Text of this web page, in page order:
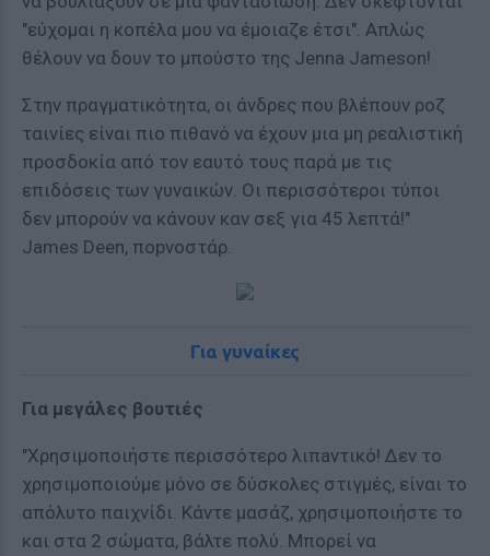
"εύχομαι η κοπέλα μου να έμοιαζε έτσι". Απλώς
θέλουν να δουν το μπούστο της Jenna Jameson!
Στην πραγματικότητα, οι άνδρες που βλέπουν ροζ
ταινίες είναι πιο πιθανό να έχουν μια μη ρεαλιστική
προσδοκία από τον εαυτό τους παρά με τις
επιδόσεις των γυναικών. Οι περισσότεροι τύποι
δεν μπορούν να κάνουν καν σεξ για 45 λεπτά!"
James Deen, ποpνοστάρ.
Για γυναίκες
Για μεγάλες βουτιές
"Χρησιμοποιήστε περισσότερο λιπaντικό! Δεν το
χρησιμοποιούμε μόνο σε δύσκολες στιγμές, είναι το
απόλυτο παιχνίδι. Κάντε μασάζ, χρησιμοποιήστε το
και στα 2 σώματα, βάλτε πολύ. Μπορεί να